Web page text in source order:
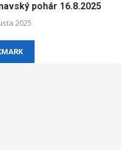
pohár 16.8.2025
2025